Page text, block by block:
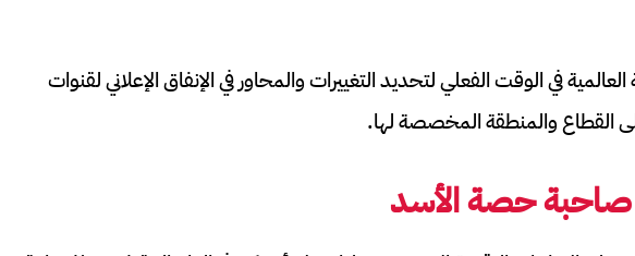
العالمية في الوقت الفعلي لتحديد التغييرات والمحاور في الإنفاق الإعلاني لقنوات
القطاع والمنطقة المخصصة لها.
صاحبة حصة الأسد